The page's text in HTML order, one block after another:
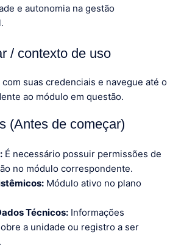
e autonomia na gestão
/ contexto de uso
suas credenciais e navegue até o
ao módulo em questão.
(Antes de começar)
É necessário possuir permissões de
no módulo correspondente.
Módulo ativo no plano
Técnicos: Informações
a unidade ou registro a ser